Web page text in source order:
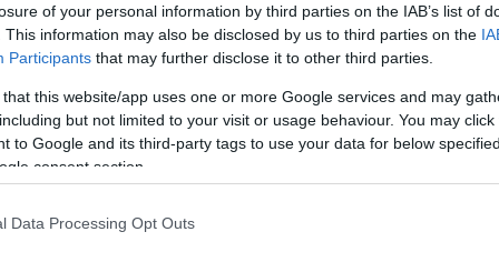
of your personal information by third parties on the IAB’s list of
This information may also be disclosed by us to third parties on the
Participants that may further disclose it to other third parties.
that this website/app uses one or more Google services and may
but not limited to your visit or usage behaviour. You may
to Google and its third-party tags to use your data for below
consent section.
Data Processing Opt Outs
albánok(5)
alternatív (6
anglia
8)
(5 )anonymus
hunyadi jánosmurádlezhai liga
györgy